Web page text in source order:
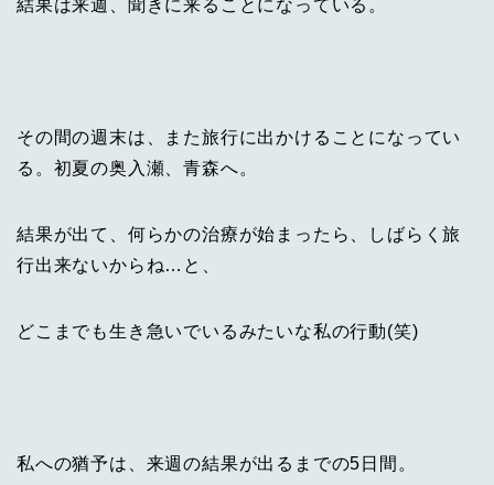
結果は来週、聞きに来ることになっている。
その間の週末は、また旅行に出かけることになってい
る。初夏の奥入瀬、青森へ。
結果が出て、何らかの治療が始まったら、しばらく旅
行出来ないからね…と、
どこまでも生き急いでいるみたいな私の行動(笑)
私への猶予は、来週の結果が出るまでの5日間。